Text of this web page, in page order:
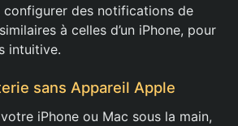
des notifications de
à celles d’un iPhone, pour
intuitive.
sans Appareil Apple
iPhone ou Mac sous la main,